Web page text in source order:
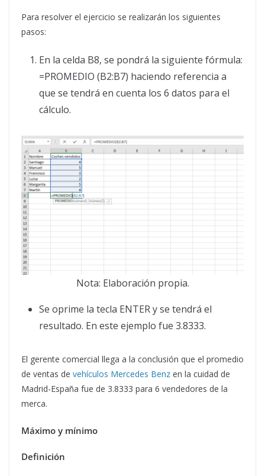
Para resolver el ejercicio se realizarán los siguientes
pasos:
En la celda B8, se pondrá la siguiente fórmula:
=PROMEDIO (B2:B7) haciendo referencia a
que se tendrá en cuenta los 6 datos para el
cálculo.
Nota: Elaboración propia.
Se oprime la tecla ENTER y se tendrá el
resultado. En este ejemplo fue 3.8333.
El gerente comercial llega a la conclusión que el promedio
de ventas de vehículos Mercedes Benz en la cuidad de
Madrid-España fue de 3.8333 para 6 vendedores de la
merca.
Máximo y mínimo
Definición